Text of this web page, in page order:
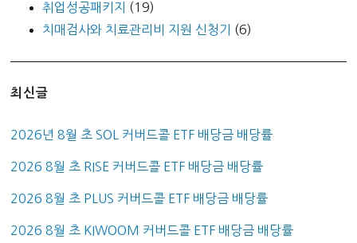
취업성공패키지
(19)
치매검사와 치료관리비 지원 신청기
(6)
최신글
2026년 8월 초 SOL 커버드콜 ETF 배당금 배당률
2026 8월 초 RISE 커버드콜 ETF 배당금 배당률
2026 8월 초 PLUS 커버드콜 ETF 배당금 배당률
2026 8월 초 KIWOOM 커버드콜 ETF 배당금 배당률